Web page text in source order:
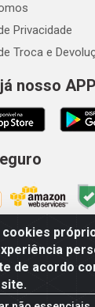
de acordo
Privacidade
Troca e
nosso APP
Vetcom